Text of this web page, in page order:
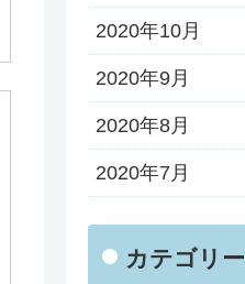
2020年10月
2020年9月
2020年8月
2020年7月
カテゴリー